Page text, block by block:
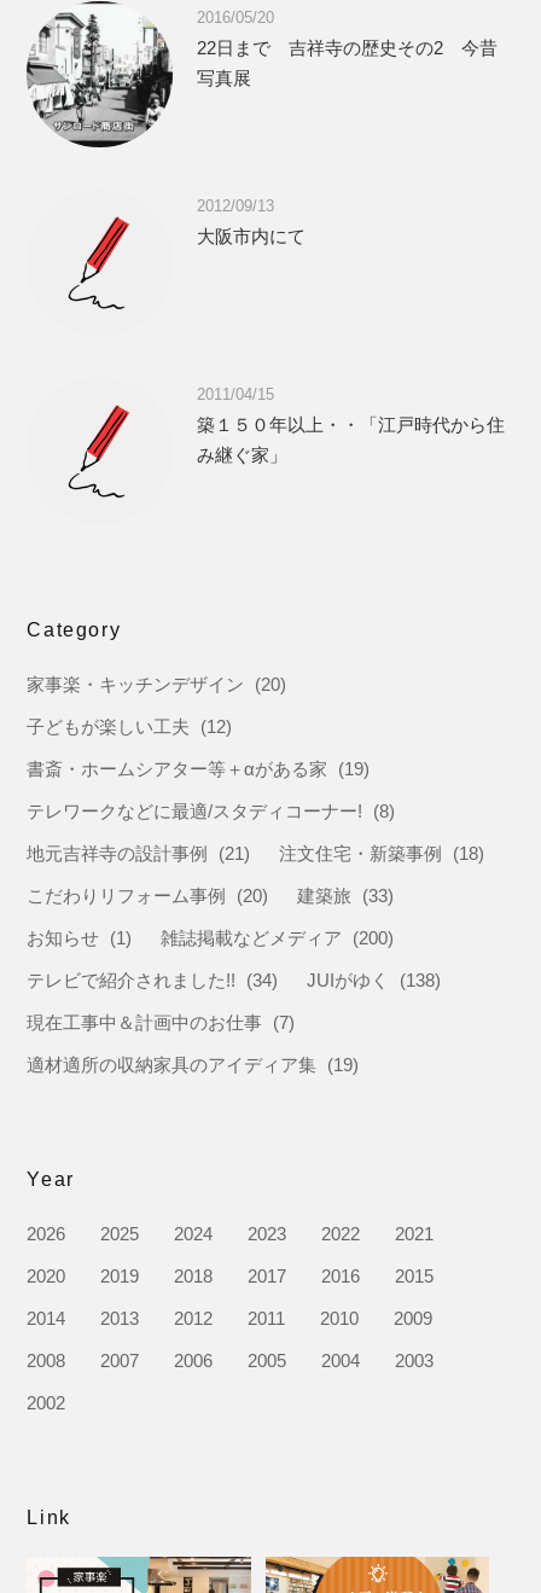
2016/05/20
22日まで 吉祥寺の歴史その2 今昔
写真展
2012/09/13
大阪市内にて
2011/04/15
築１５０年以上・・「江戸時代から住
み継ぐ家」
Category
家事楽・キッチンデザイン (20)
子どもが楽しい工夫 (12)
書斎・ホームシアター等＋αがある家 (19)
テレワークなどに最適/スタディコーナー! (8)
地元吉祥寺の設計事例 (21) 注文住宅・新築事例 (18)
こだわりリフォーム事例 (20) 建築旅 (33)
お知らせ (1) 雑誌掲載などメディア (200)
テレビで紹介されました!! (34) JUIがゆく (138)
現在工事中＆計画中のお仕事 (7)
適材適所の収納家具のアイディア集 (19)
Year
2026 2025 2024 2023 2022 2021
2020 2019 2018 2017 2016 2015
2014 2013 2012 2011 2010 2009
2008 2007 2006 2005 2004 2003
2002
Link